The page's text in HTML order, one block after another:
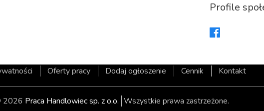
Profile
Oferty pracy Dodaj ogłoszenie Cennik Kontakt
Praca Handlowiec sp. z o.o. Wszystkie prawa zastrzeżone.